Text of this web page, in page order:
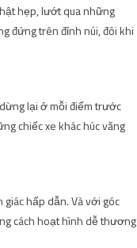
hẹp, lướt qua những
đứng trên đỉnh núi, đôi khi
lại ở mỗi điểm trước
chiếc xe khác húc văng
hấp dẫn. Và với góc
cách hoạt hình dễ thương